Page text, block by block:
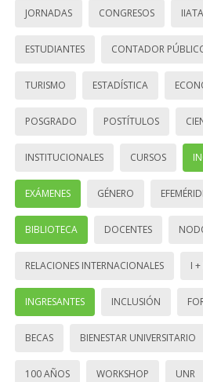
JORNADAS CONGRESOS IIATA
ESTUDIANTES CONTADOR
TURISMO ESTADÍSTICA
POSGRADO POSTÍTULOS
INSTITUCIONALES CURSOS
EXÁMENES GÉNERO
BIBLIOTECA DOCENTES
RELACIONES INTERNACIONALES I +
INGRESANTES INCLUSIÓN
BECAS BIENESTAR UNIVERSITARIO
100 AÑOS WORKSHOP UNR